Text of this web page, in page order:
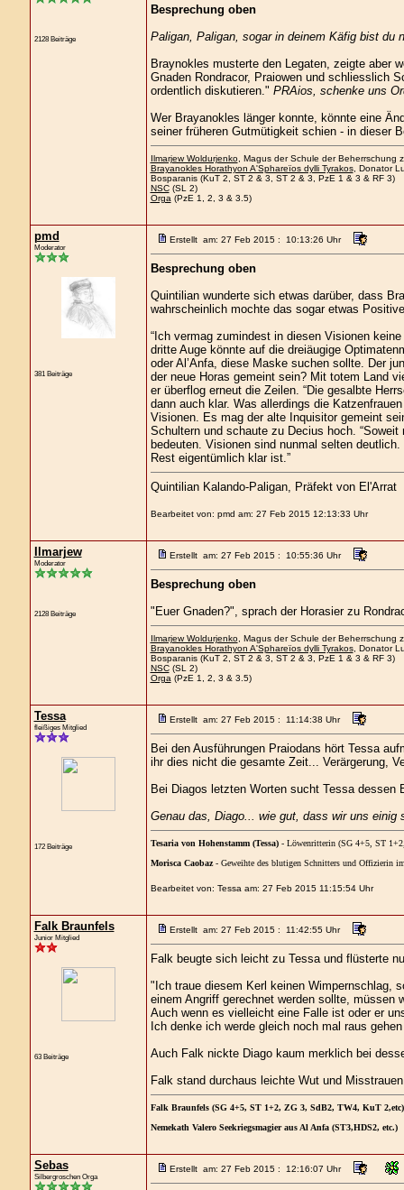
2128 Beiträge
Besprechung oben
Paligan, Paligan, sogar in deinem Käfig bist du
Braynokles musterte den Legaten, zeigte aber
Gnaden Rondracor, Praiowen und schliesslich
ordentlich diskutieren." PRAios, schenke uns
Wer Brayanokles länger konnte, könnte eine
seiner früheren Gutmütigkeit schien - in dieser
Ilmarjew Woldurjenko, Magus der Schule der Beherrschung
Brayanokles Horathyon A'Sphareïos dylli Tyrakos, Donator
Bosparanis (KuT 2, ST 2 & 3, ST 2 & 3, PzE 1 & 3 & RF 3)
NSC(SL 2)
Orga (PzE 1, 2, 3 & 3.5)
pmd
Moderator
381 Beiträge
Erstellt am: 27 Feb 2015 : 10:13:26 Uhr
Besprechung oben
Quintilian wunderte sich etwas darüber, dass
wahrscheinlich mochte das sogar etwas
“Ich vermag zumindest in diesen Visionen
dritte Auge könnte auf die dreiäugige
oder Al’Anfa, diese Maske suchen sollte. Der
der neue Horas gemeint sein? Mit totem Land
er überflog erneut die Zeilen. “Die gesalbte
dann auch klar. Was allerdings die
Visionen. Es mag der alte Inquisitor gemeint
Schultern und schaute zu Decius hoch.
bedeuten. Visionen sind nunmal selten
Rest eigentümlich klar ist.”
Quintilian Kalando-Paligan, Präfekt von El'Arrat
Bearbeitet von: pmd am: 27 Feb 2015 12:13:33 Uhr
Ilmarjew
Moderator
2128 Beiträge
Erstellt am: 27 Feb 2015 : 10:55:36 Uhr
Besprechung oben
"Euer Gnaden?", sprach der Horasier zu
Ilmarjew Woldurjenko, Magus der Schule der Beherrschung
Brayanokles Horathyon A'Sphareïos dylli Tyrakos, Donator
Bosparanis (KuT 2, ST 2 & 3, ST 2 & 3, PzE 1 & 3 & RF 3)
NSC(SL 2)
Orga (PzE 1, 2, 3 & 3.5)
Tessa
fleißiges Mitglied
172 Beiträge
Erstellt am: 27 Feb 2015 : 11:14:38 Uhr
Bei den Ausführungen Praiodans hört Tessa
ihr dies nicht die gesamte Zeit... Verärgerung,
Bei Diagos letzten Worten sucht Tessa dessen
Genau das, Diago... wie gut, dass wir uns einig
Tesaria von Hohenstamm (Tessa)- Löwenritterin (SG 4+5, ST
Morisca Caobaz- Geweihte des blutigen Schnitters und Offizierin
Bearbeitet von: Tessa am: 27 Feb 2015 11:15:54 Uhr
Falk Braunfels
Junior Mitglied
63 Beiträge
Erstellt am: 27 Feb 2015 : 11:42:55 Uhr
Falk beugte sich leicht zu Tessa und flüsterte
"Ich traue diesem Kerl keinen Wimpernschlag,
einem Angriff gerechnet werden sollte, müssen
Auch wenn es vielleicht eine Falle ist oder er
Ich denke ich werde gleich noch mal raus
Auch Falk nickte Diago kaum merklich bei
Falk stand durchaus leichte Wut und
Falk Braunfels (SG 4+5, ST 1+2, ZG 3, SdB2, TW4, KuT 2,etc)
Nemekath Valero Seekriegsmagier aus Al Anfa (ST3,HDS2, etc.)
Sebas
Silbergroschen Orga
Erstellt am: 27 Feb 2015 : 12:16:07 Uhr